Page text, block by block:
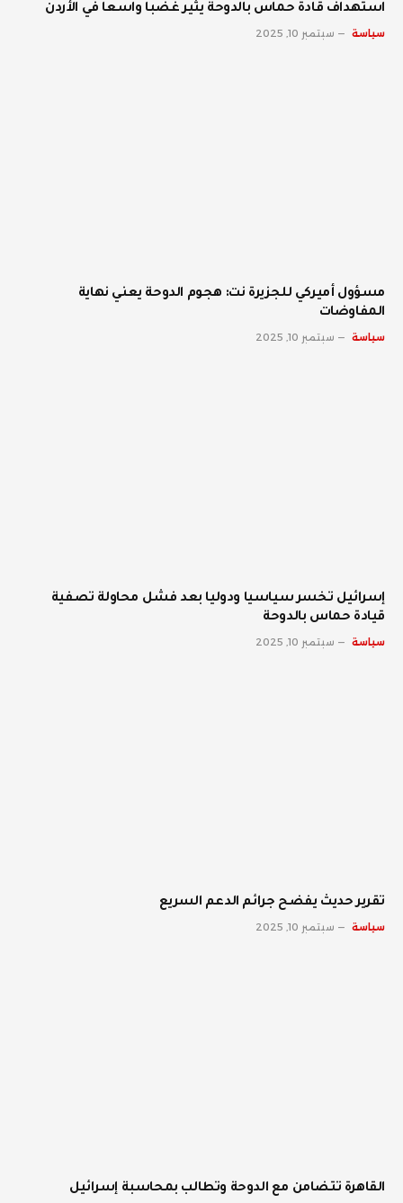
استهداف قادة حماس بالدوحة يثير غضبا واسعا في الأردن
سياسة سبتمبر 10, 2025
مسؤول أميركي للجزيرة نت: هجوم الدوحة يعني نهاية
المفاوضات
سياسة سبتمبر 10, 2025
إسرائيل تخسر سياسيا ودوليا بعد فشل محاولة تصفية
قيادة حماس بالدوحة
سياسة سبتمبر 10, 2025
تقرير حديث يفضح جرائم الدعم السريع
سياسة سبتمبر 10, 2025
القاهرة تتضامن مع الدوحة وتطالب بمحاسبة إسرائيل